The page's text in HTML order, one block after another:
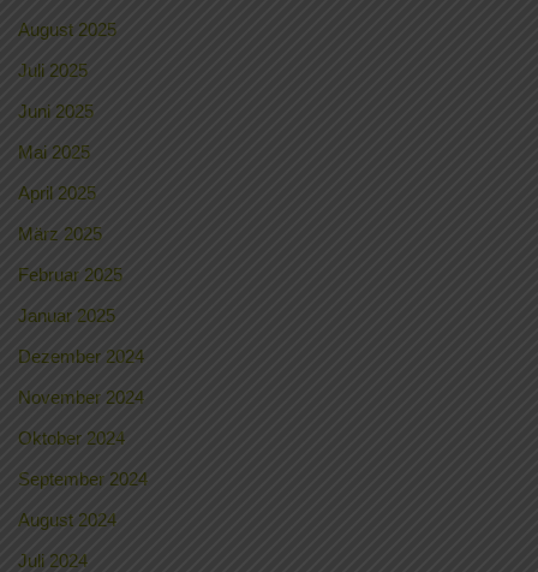
August 2025
Juli 2025
Juni 2025
Mai 2025
April 2025
März 2025
Februar 2025
Januar 2025
Dezember 2024
November 2024
Oktober 2024
September 2024
August 2024
Juli 2024